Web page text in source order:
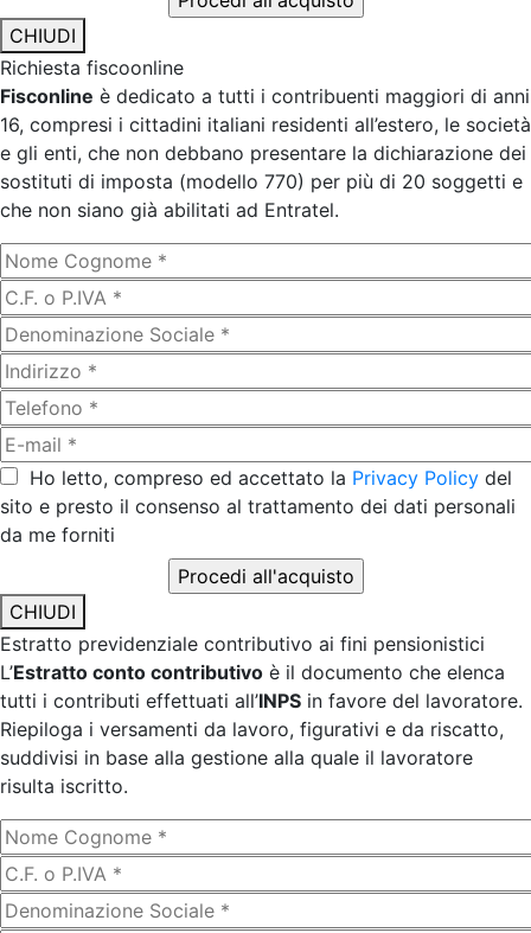
CHIUDI
Richiesta fiscoonline
Fisconline è dedicato a tutti i contribuenti maggiori di anni
16, compresi i cittadini italiani residenti all’estero, le società
e gli enti, che non debbano presentare la dichiarazione dei
sostituti di imposta (modello 770) per più di 20 soggetti e
che non siano già abilitati ad Entratel.
Ho letto, compreso ed accettato la Privacy Policy del
sito e presto il consenso al trattamento dei dati personali
da me forniti
CHIUDI
Estratto previdenziale contributivo ai fini pensionistici
L’Estratto conto contributivo è il documento che elenca
tutti i contributi effettuati all’INPS in favore del lavoratore.
Riepiloga i versamenti da lavoro, figurativi e da riscatto,
suddivisi in base alla gestione alla quale il lavoratore
risulta iscritto.